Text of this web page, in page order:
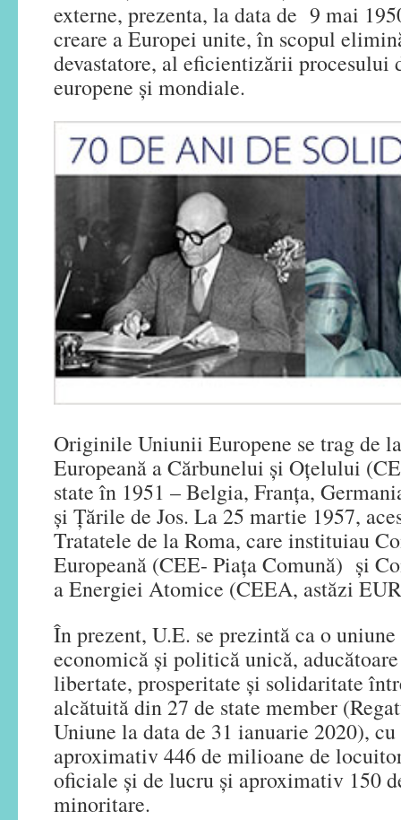
externe, prezenta, la data de 9 mai
creare a Europei unite, în scopul
devastatore, al eficientizării procesului
europene și mondiale.
Originile Uniunii Europene se trag de
Europeană a Cărbunelui și Oțelului
state în 1951 – Belgia, Franța,
și Țările de Jos. La 25 martie 1957,
Tratatele de la Roma, care instituiau
Europeană (CEE- Piaţa Comună) şi
a Energiei Atomice (CEEA, astăzi
În prezent, U.E. se prezintă ca o
economică și politică unică,
libertate, prosperitate și solidaritate
alcătuită din 27 de state member
Uniune la data de 31 ianuarie 2020),
aproximativ 446 de milioane de
oficiale și de lucru și aproximativ 150
minoritare.